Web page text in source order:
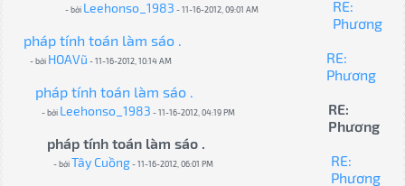
- bởi Leehonso_1983 - 11-16-2012, 09:01 AM
RE:
Phương
pháp tính toán làm sáo .
- bởi HOAVũ - 11-16-2012, 10:14 AM
RE:
Phương
pháp tính toán làm sáo .
- bởi Leehonso_1983 - 11-16-2012, 04:19 PM
RE:
Phương
pháp tính toán làm sáo .
- bởiTây Cuồng- 11-16-2012, 06:01 PM
RE:
Phương